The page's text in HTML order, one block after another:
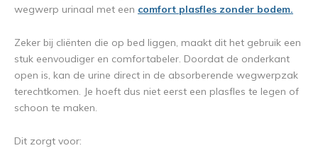
wegwerp urinaal met een comfort plasfles zonder bodem.
Zeker bij cliënten die op bed liggen, maakt dit het gebruik een
stuk eenvoudiger en comfortabeler. Doordat de onderkant
open is, kan de urine direct in de absorberende wegwerpzak
terechtkomen. Je hoeft dus niet eerst een plasfles te legen of
schoon te maken.
Dit zorgt voor: